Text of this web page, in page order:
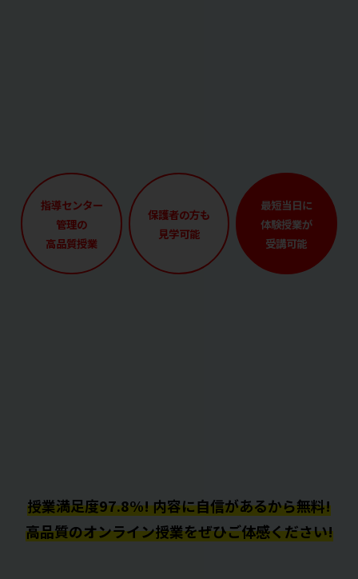
指導センター
管理の
高品質授業
保護者の方も
見学可能
最短当日に
体験授業が
受講可能
授業満足度97.8%! 内容に自信があるから無料!
高品質のオンライン授業をぜひご体感ください!